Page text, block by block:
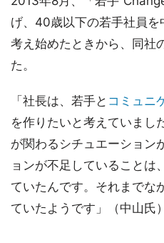
げ、40歳以下の若手社員
考え始めたときから、同社
た。
「社長は、若手と コミュニ
を作りたいと考えていまし
が関わるシチュエーション
ョンが不足していることは
ていたんです。それまでな
ていたようです」（中山氏）